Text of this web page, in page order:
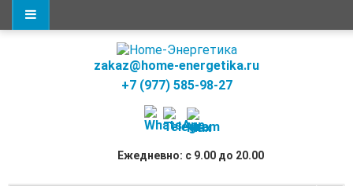
zakaz@home-energetika.ru
+7 (977) 585-98-27
Ежедневно: с 9.00 до 20.00